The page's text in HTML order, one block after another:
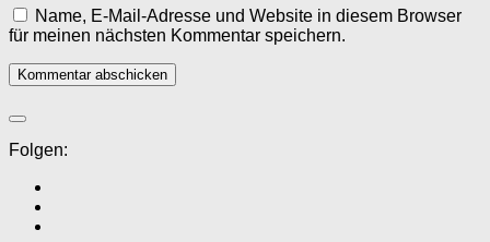
Name, E-Mail-Adresse und Website in diesem Browser
für meinen nächsten Kommentar speichern.
Folgen: